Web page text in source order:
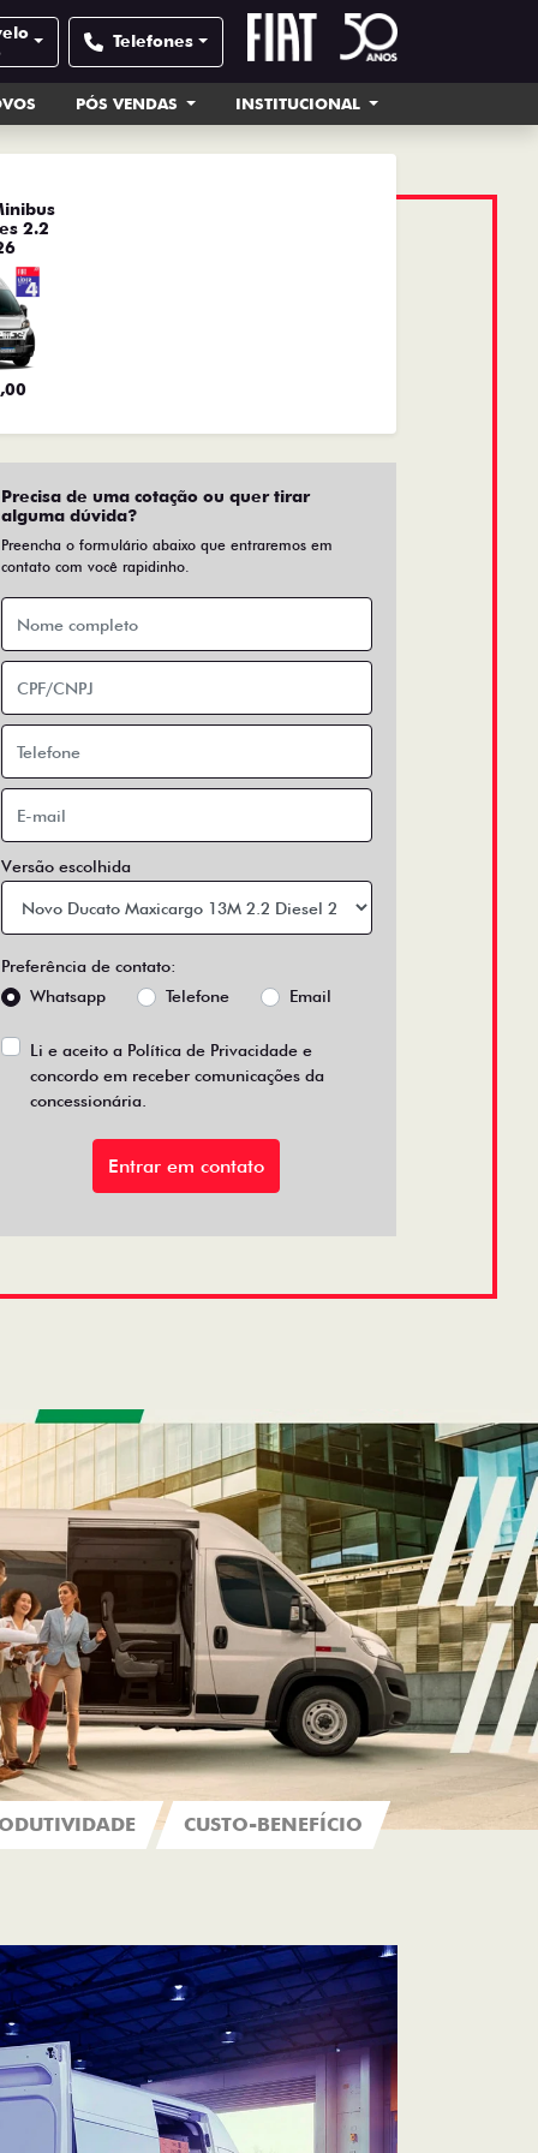
Telefones
PÓS VENDAS INSTITUCIONAL
2.2
Precisa de uma cotação ou quer tirar
alguma dúvida?
Preencha o formulário abaixo que entraremos em
contato com você rapidinho.
Versão escolhida
Preferência de contato:
Whatsapp
Telefone Email
Li e aceito a Política de Privacidadee
concordo em receber comunicações da
concessionária.
Entrar em contato
CUSTO-BENEFÍCIO